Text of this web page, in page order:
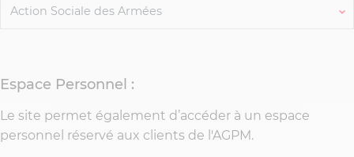
Espace Personnel :
Le site permet également d’accéder à un espace
personnel réservé aux clients de l'AGPM.